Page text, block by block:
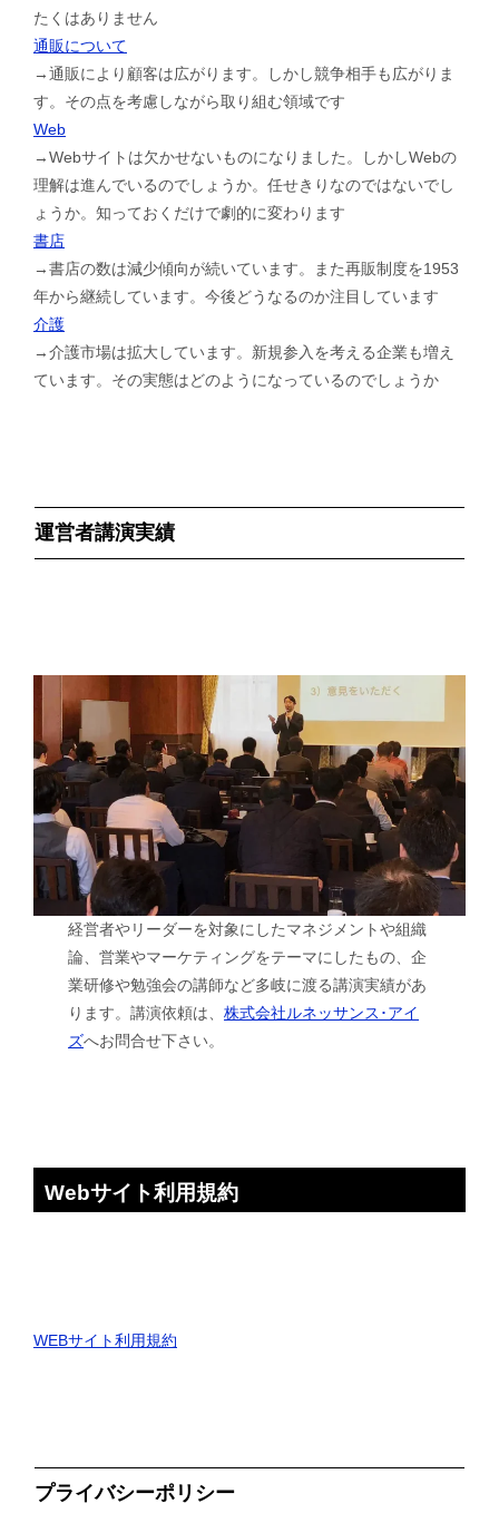
たくはありません
通販について
→通販により顧客は広がります。しかし競争相手も広がりま
す。その点を考慮しながら取り組む領域です
Web
→Webサイトは欠かせないものになりました。しかしWebの
理解は進んでいるのでしょうか。任せきりなのではないでし
ょうか。知っておくだけで劇的に変わります
書店
→書店の数は減少傾向が続いています。また再販制度を1953
年から継続しています。今後どうなるのか注目しています
介護
→介護市場は拡大しています。新規参入を考える企業も増え
ています。その実態はどのようになっているのでしょうか
運営者講演実績
経営者やリーダーを対象にしたマネジメントや組織
論、営業やマーケティングをテーマにしたもの、企
業研修や勉強会の講師など多岐に渡る講演実績があ
ります。講演依頼は、株式会社ルネッサンス･アイ
ズへお問合せ下さい。
Webサイト利用規約
WEBサイト利用規約
プライバシーポリシー